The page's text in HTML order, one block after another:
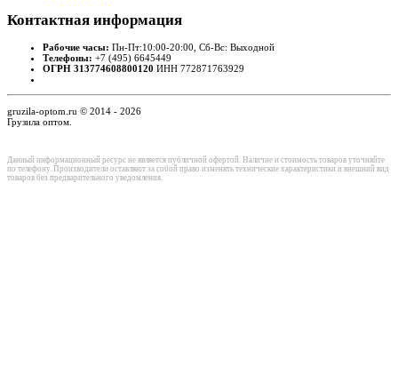
Контактная информация
Рабочие часы: Пн-Пт:10:00-20:00, Сб-Вс: Выходной
Телефоны: +7 (495) 6645449
ОГРН 313774608800120 ИНН 772871763929
gruzila-optom.ru © 2014 - 2026
Грузила оптом.
Данный информационный ресурс не является публичной офертой. Наличие и стоимость товаров уточняйте
по телефону. Производители оставляют за собой право изменять технические характеристики и внешний вид
товаров без предварительного уведомления.